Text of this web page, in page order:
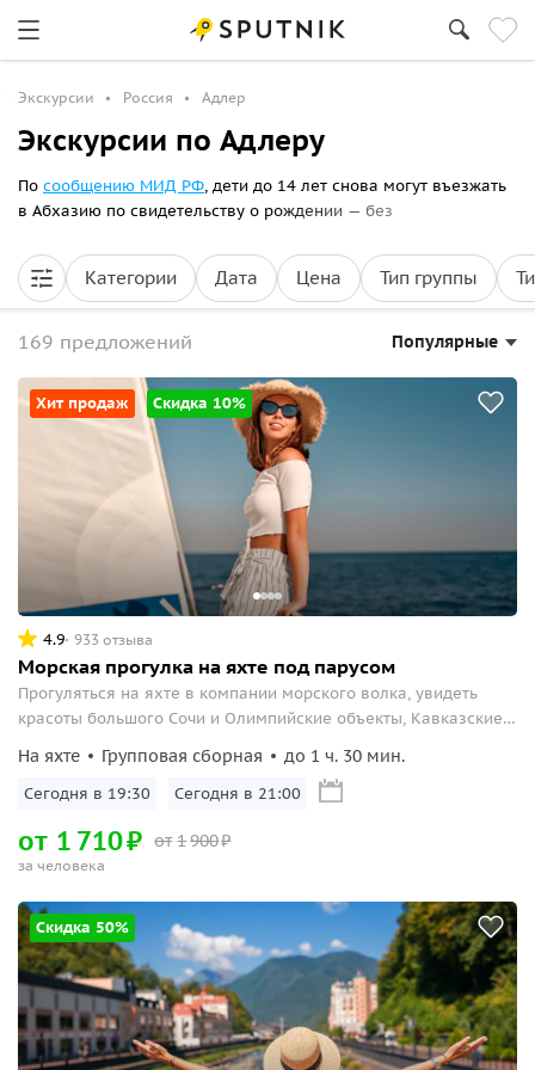
Экскурсии Россия Адлер
Экскурсии по Адлеру
По сообщению МИД РФ, дети до 14 лет снова могут въезжать
в Абхазию по свидетельству о рождении — без
Категории Дата Цена Тип группы
169 предложений Популярные
Хит продаж Скидка 10%
4.9 933 отзыва
Морская прогулка на яхте под парусом
Прогуляться на яхте в компании морского волка, увидеть
красоты большого Сочи и Олимпийские объекты, Кавказские
На яхте Групповая сборная до 1 ч. 30 мин.
Сегодня в 19:30 Сегодня в 21:00
от 1900₽
от 1 710₽
за человека
Скидка 50%